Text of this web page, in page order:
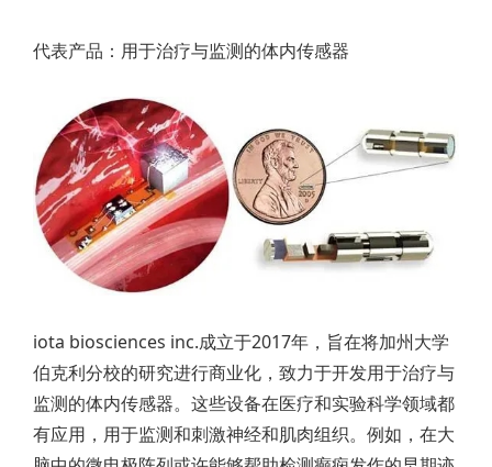
代表产品：用于治疗与监测的体内传感器
iota biosciences inc.成立于2017年，旨在将加州大学
伯克利分校的研究进行商业化，致力于开发用于治疗与
监测的体内传感器。这些设备在医疗和实验科学领域都
有应用，用于监测和刺激神经和肌肉组织。例如，在大